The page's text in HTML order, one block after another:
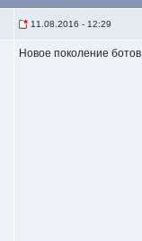
11.08.2016 - 12:29
Новое поколение